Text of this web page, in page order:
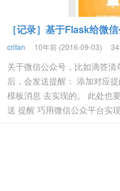
［记录］基于Flask给微
crifan 10年前 (2016-09-03)
关于微信公众号，比如滴答
后，会发送提醒： 添加对应
模板消息 去实现的。 此处也
送 提醒 巧用微信公众平台实